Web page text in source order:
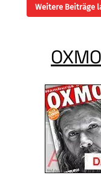
Weitere Beiträge